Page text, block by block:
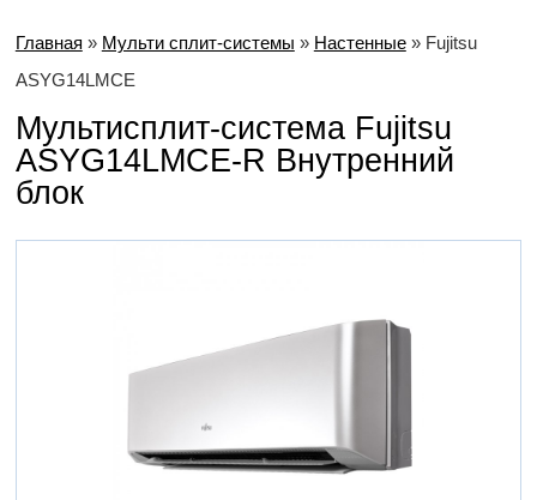
Главная » Мульти сплит-системы » Настенные» Fujitsu
ASYG14LMCE
Мультисплит-система Fujitsu
ASYG14LMCE-R Внутренний
блок